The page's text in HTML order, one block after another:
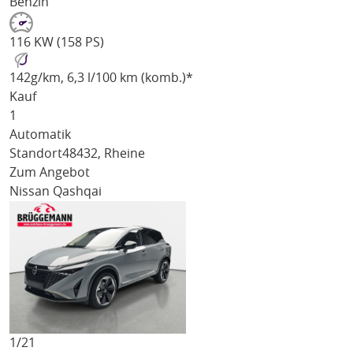
116 KW (158 PS)
142g/km, 6,3 l/100 km (komb.)*
Kauf
1
Automatik
Standort48432, Rheine
Zum Angebot
Nissan Qashqai
1/21